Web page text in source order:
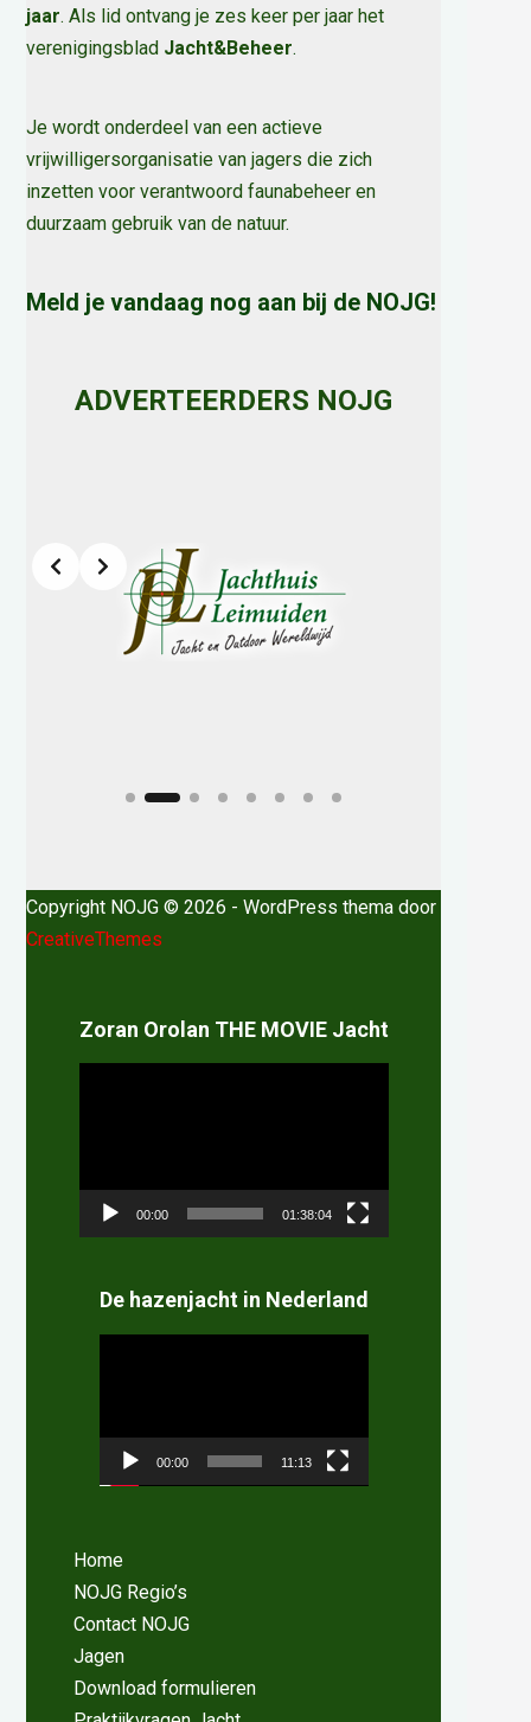
jaar. Als lid ontvang je zes keer per jaar het
verenigingsblad Jacht&Beheer.
Je wordt onderdeel van een actieve
vrijwilligersorganisatie van jagers die zich
inzetten voor verantwoord faunabeheer en
duurzaam gebruik van de natuur.
Meld je vandaag nog aan bij de NOJG!
ADVERTEERDERS NOJG
Slide 2 of 8
Copyright NOJG © 2026 - WordPress thema door
CreativeThemes
Zoran Orolan THE MOVIE Jacht
00:00 01:38:04
De hazenjacht in Nederland
00:00 11:13
Home
NOJG Regio’s
Contact NOJG
Jagen
Download formulieren